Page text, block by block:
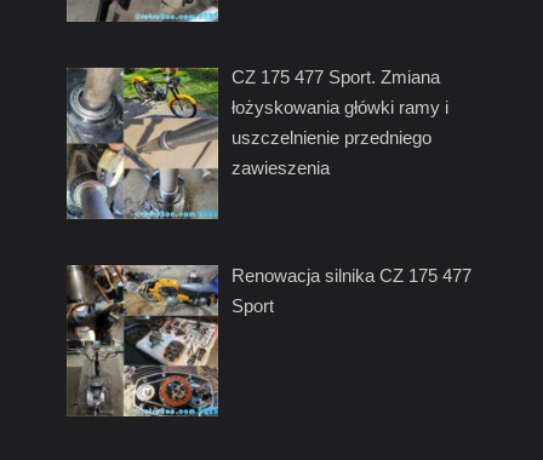
CZ 175 477 Sport. Zmiana
łożyskowania główki ramy i
uszczelnienie przedniego
zawieszenia
Renowacja silnika CZ 175 477
Sport